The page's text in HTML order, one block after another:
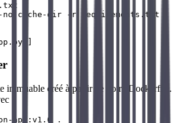
.
cache-dir -r requirements.txt
immuable créé à partir de votre Dockerfile.
: